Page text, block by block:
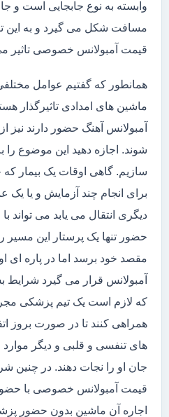
وابسته به نوع جابجایی است و
مسافت شکل می گیرد و به این
قیمت آمبولانس خصوصی تاثیر
همانطور که گفتیم عوامل
ماشین های امدادی تاثیرگذار
آمبولانس آهنگ حضور دارند
شوند. اجازه دهید این موضوع را
سازیم. گاهی اوقات یک بیمار
برای انجام چند آزمایش و یا یک
دیگری انتقال می یابد می تواند
حضور تنها یک پرستار این
مقصد خود برسد اما در پاره ای
آمبولانس قرار می گیرد شرایط
که لازم است یک تیم پزشکی مجرب
همراهی کنند تا در صورت بروز
های تنفسی و قلبی و دیگر
جان او را نجات دهند. در
قیمت آمبولانس خصوصی با
اجاره آن ماشین بدون حضور